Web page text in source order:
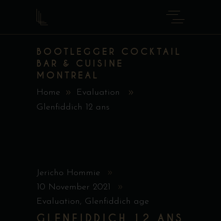
BOOTLEGGER COCKTAIL
BAR & CUISINE
MONTREAL
Home
Evaluation
Glenfiddich 12 ans
Jericho Hommie
10 November 2021
Evaluation, Glenfiddich age